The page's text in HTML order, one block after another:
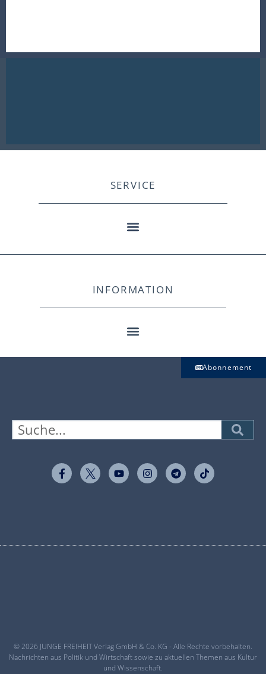
SERVICE
INFORMATION
Abonnement
© 2026 JUNGE FREIHEIT Verlag GmbH & Co. KG - Alle Rechte vorbehalten.
Nachrichten aus Politik und Wirtschaft sowie zu aktuellen Themen aus Kultur
und Wissenschaft.